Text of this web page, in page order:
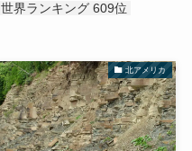
世界ランキング 609位
北アメリカ